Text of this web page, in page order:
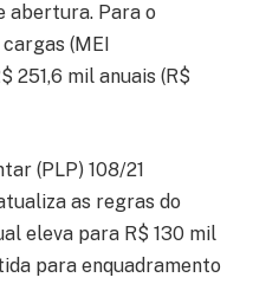
abertura. Para o
(MEI
251,6 mil anuais (R$
(PLP) 108/21
as regras do
eleva para R$ 130 mil
para enquadramento